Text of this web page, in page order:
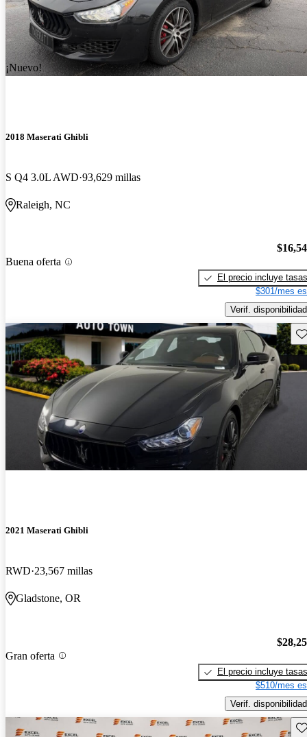
¡Nuevo!
2018 Maserati Ghibli
S Q4 3.0L AWD 93,629 millas
Raleigh, NC
Buena oferta
El precio incluye tasas
$301/mes
Verif. disponibilidad
2021 Maserati Ghibli
RWD 23,567 millas
Gladstone, OR
Gran oferta
El precio incluye tasas
$510/mes
Verif. disponibilidad